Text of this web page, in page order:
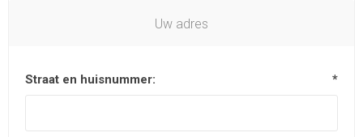
Uw adres
Straat en huisnummer: *